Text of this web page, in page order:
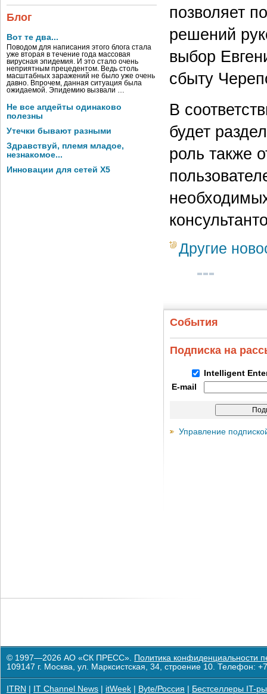
Блог
Вот те два...
Поводом для написания этого блога стала
уже вторая в течение года массовая
вирусная эпидемия. И это стало очень
неприятным прецедентом. Ведь столь
масштабных заражений не было уже очень
давно. Впрочем, данная ситуация была
ожидаемой. Эпидемию вызвали …
Не все апдейты одинаково
полезны
Утечки бывают разными
Здравствуй, племя младое,
незнакомое...
Инновации для сетей X5
позволяет
решений
выбор
сбыту
В
будет
роль также
Другие
События
Подписка на
Intelligent
E-mail
Управление
© 1997—2026 АО «СК ПРЕСС». Политика конфиденциальности
109147 г. Москва, ул. Марксистская, 34, строение 10. Телефон:
ITRN IT Channel News itWeek Byte/Россия Бестселлеры IT-